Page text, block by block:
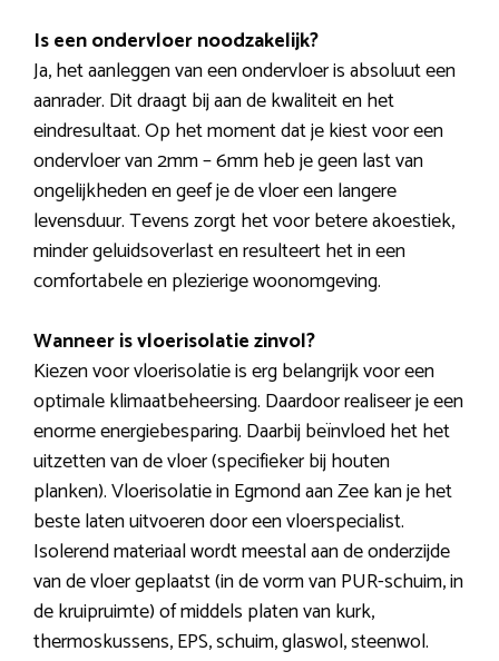
Is een ondervloer noodzakelijk?
Ja, het aanleggen van een ondervloer is absoluut een
aanrader. Dit draagt bij aan de kwaliteit en het
eindresultaat. Op het moment dat je kiest voor een
ondervloer van 2mm – 6mm heb je geen last van
ongelijkheden en geef je de vloer een langere
levensduur. Tevens zorgt het voor betere akoestiek,
minder geluidsoverlast en resulteert het in een
comfortabele en plezierige woonomgeving.
Wanneer is vloerisolatie zinvol?
Kiezen voor vloerisolatie is erg belangrijk voor een
optimale klimaatbeheersing. Daardoor realiseer je een
enorme energiebesparing. Daarbij beïnvloed het het
uitzetten van de vloer (specifieker bij houten
planken). Vloerisolatie in Egmond aan Zee kan je het
beste laten uitvoeren door een vloerspecialist.
Isolerend materiaal wordt meestal aan de onderzijde
van de vloer geplaatst (in de vorm van PUR-schuim, in
de kruipruimte) of middels platen van kurk,
thermoskussens, EPS, schuim, glaswol, steenwol.